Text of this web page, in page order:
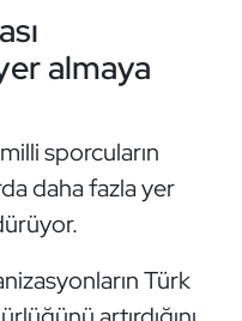
almaya
sporcuların
daha fazla yer
Türk